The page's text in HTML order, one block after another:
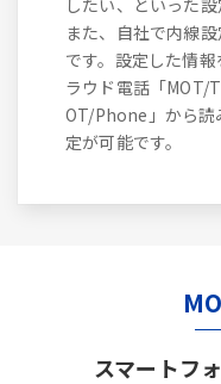
また、自社で内線
です。設定した情
ラウド電話「MOT/
OT/Phone」から読
定が可能です。
スマートフ